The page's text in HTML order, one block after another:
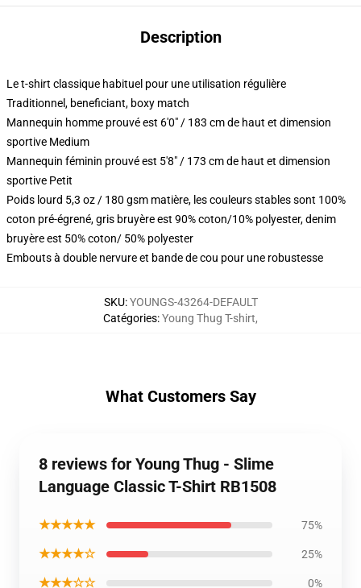
Description
Le t-shirt classique habituel pour une utilisation régulière
Traditionnel, beneficiant, boxy match
Mannequin homme prouvé est 6'0" / 183 cm de haut et dimension
sportive Medium
Mannequin féminin prouvé est 5'8" / 173 cm de haut et dimension
sportive Petit
Poids lourd 5,3 oz / 180 gsm matière, les couleurs stables sont 100%
coton pré-égrené, gris bruyère est 90% coton/10% polyester, denim
bruyère est 50% coton/ 50% polyester
Embouts à double nervure et bande de cou pour une robustesse
SKU:YOUNGS-43264-DEFAULT
Catégories:Young Thug T-shirt,
What Customers Say
8 reviews for Young Thug - Slime
Language Classic T-Shirt RB1508
★★★★★ 75%
★★★★☆ 25%
★★★☆☆ 0%